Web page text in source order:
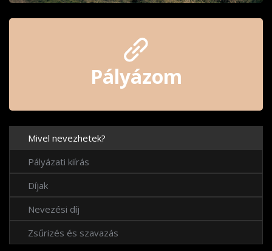
Pályázom
Mivel nevezhetek?
Pályázati kiírás
Díjak
Nevezési díj
Zsűrizés és szavazás